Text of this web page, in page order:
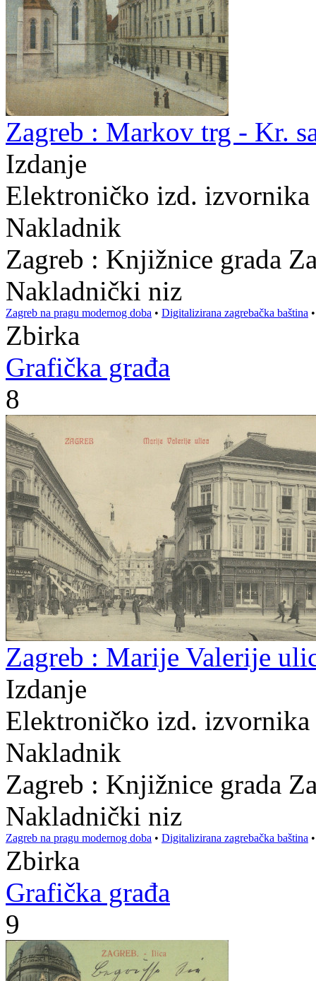
Zagreb : Markov trg - Kr.
Izdanje
Elektroničko izd.
Nakladnik
Zagreb : Knjižnice grada
Nakladnički niz
Zagreb na pragu modernog doba • Digitalizirana zagrebačka baština
Zbirka
Grafička građa
8
Zagreb : Marije Valerije
Izdanje
Elektroničko izd.
Nakladnik
Zagreb : Knjižnice grada
Nakladnički niz
Zagreb na pragu modernog doba • Digitalizirana zagrebačka baština
Zbirka
Grafička građa
9